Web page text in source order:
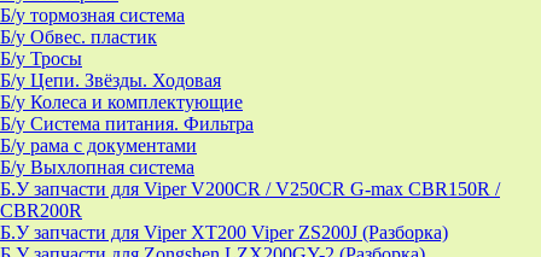
Б/у тормозная система
Б/у Обвес. пластик
Б/у Тросы
Б/у Цепи. Звёзды. Ходовая
Б/у Колеса и комплектующие
Б/у Система питания. Фильтра
Б/у рама с документами
Б/у Выхлопная система
Б.У запчасти для Viper V200CR / V250CR G-max CBR150R /
CBR200R
Б.У запчасти для Viper XT200 Viper ZS200J (Разборка)